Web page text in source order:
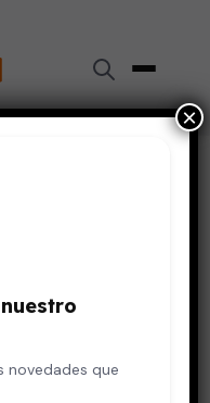
la visión
visión
novedades que
×